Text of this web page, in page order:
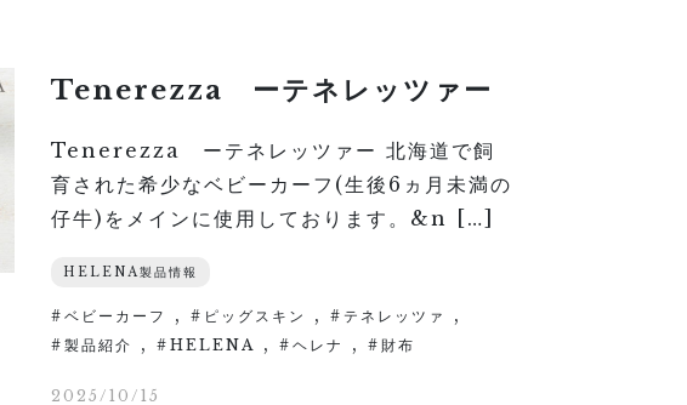
Tenerezza ーテネレッツァー
Tenerezza ーテネレッツァー 北海道で飼
育された希少なベビーカーフ(生後6ヵ月未満の
仔牛)をメインに使用しております。&n […]
HELENA製品情報
ベビーカーフ , ピッグスキン , テネレッツァ ,
製品紹介 , HELENA , ヘレナ , 財布
2025/10/15